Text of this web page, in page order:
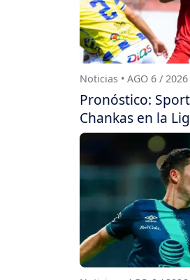
Noticias • AGO 6 / 2026
Pronóstico:
Chankas en la